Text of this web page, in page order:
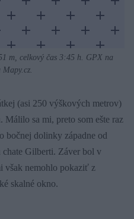
m, celkový čas 3:45 h. GPX na
(asi 250 výškových metrov)
sa mi, preto som ešte raz
bočnej dolinky západne od
Gilberti. Záver bol v
však nemohlo pokaziť z
skalné okno.